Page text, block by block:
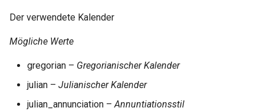
i
e
Beispiel 1
Abschnitte in den Guidelines
der TEI
Der verwendete Kalender
Mögliche Werte
gregorian – Gregorianischer Kalender
julian – Julianischer Kalender
julian_annunciation –Annuntiationsstil